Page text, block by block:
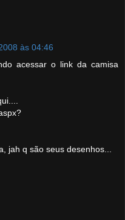
às 04:46
acessar o link da camisa
jah q são seus desenhos...